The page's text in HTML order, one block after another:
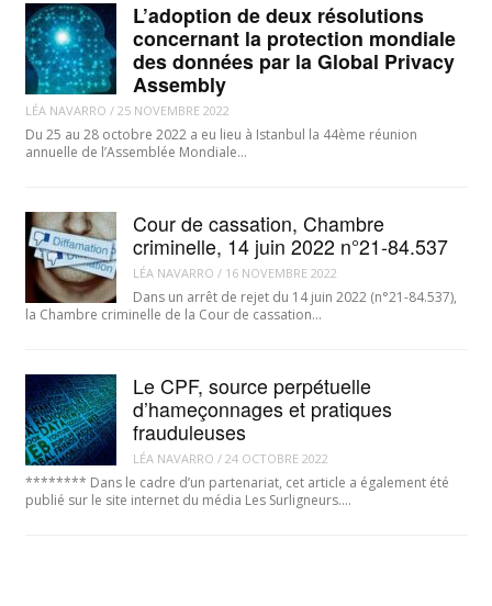
L’adoption de deux résolutions
concernant la protection mondiale
des données par la Global Privacy
Assembly
LÉA NAVARRO / 25 NOVEMBRE 2022
Du 25 au 28 octobre 2022 a eu lieu à Istanbul la 44ème réunion
annuelle de l’Assemblée Mondiale…
Cour de cassation, Chambre
criminelle, 14 juin 2022 n°21-84.537
LÉA NAVARRO / 16 NOVEMBRE 2022
Dans un arrêt de rejet du 14 juin 2022 (n°21-84.537),
la Chambre criminelle de la Cour de cassation…
Le CPF, source perpétuelle
d’hameçonnages et pratiques
frauduleuses
LÉA NAVARRO / 24 OCTOBRE 2022
******** Dans le cadre d’un partenariat, cet article a également été
publié sur le site internet du média Les Surligneurs.…